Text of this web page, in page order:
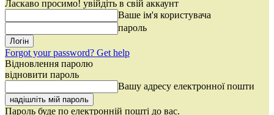
Ласкаво просимо! увійдіть в свій аккаунт
Ваше ім'я користувача
пароль
Forgot your password? Get help
Відновлення паролю
відновити пароль
Вашу адресу електронної пошти
Пароль буде по електронній пошті до вас.